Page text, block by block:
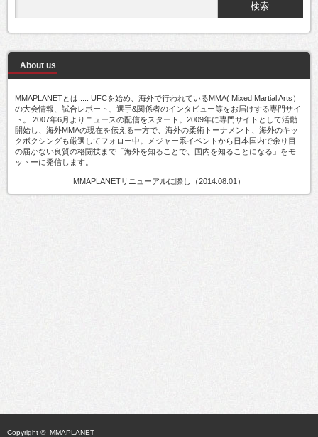
About us
MMAPLANETとは..... UFCを始め、海外で行われているMMA( Mixed Martial Arts）
の大会情報、試合レポート、選手&関係者のインタビュー等をお届けする専門サイ
ト。 2007年6月よりニュースの配信をスタート。2009年に専門サイトとして活動
開始し、海外MMAの現在を伝える一方で、海外の柔術トーナメント、海外のキッ
クボクシングも厳選してフォロー中。メジャー系イベントから日本国内で余り目
の届かない良質の格闘技まで「海外を知ることで、国内を知ることになる」をモ
ットーに発信します。
MMAPLANETリニューアルに際し（2014.08.01）
Copyright © MMAPLANET